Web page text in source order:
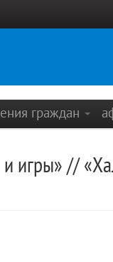
граждан
и игры» //